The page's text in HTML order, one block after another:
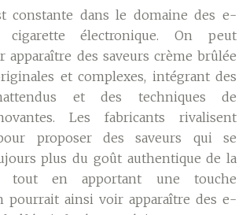
constante dans le domaine des e-
électronique. On peut
apparaître des saveurs crème brûlée
et complexes, intégrant des
et des techniques de
Les fabricants rivalisent
proposer des saveurs qui se
plus du goût authentique de la
tout en apportant une touche
pourrait ainsi voir apparaître des e-